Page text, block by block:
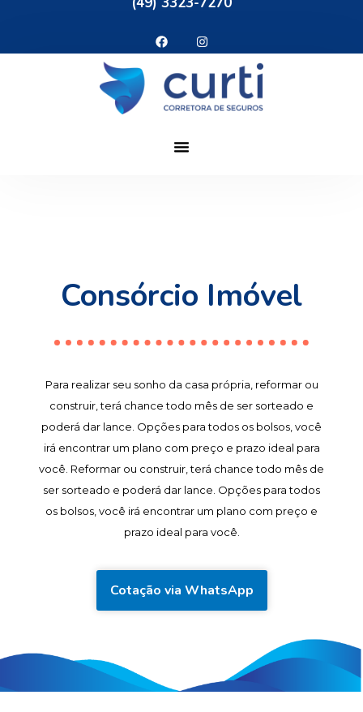
Consórcio Imóvel
Para realizar seu sonho da casa própria, reformar ou
construir, terá chance todo mês de ser sorteado e
poderá dar lance. Opções para todos os bolsos, você
irá encontrar um plano com preço e prazo ideal para
você. Reformar ou construir, terá chance todo mês de
ser sorteado e poderá dar lance. Opções para todos
os bolsos, você irá encontrar um plano com preço e
prazo ideal para você.
Cotação via WhatsApp